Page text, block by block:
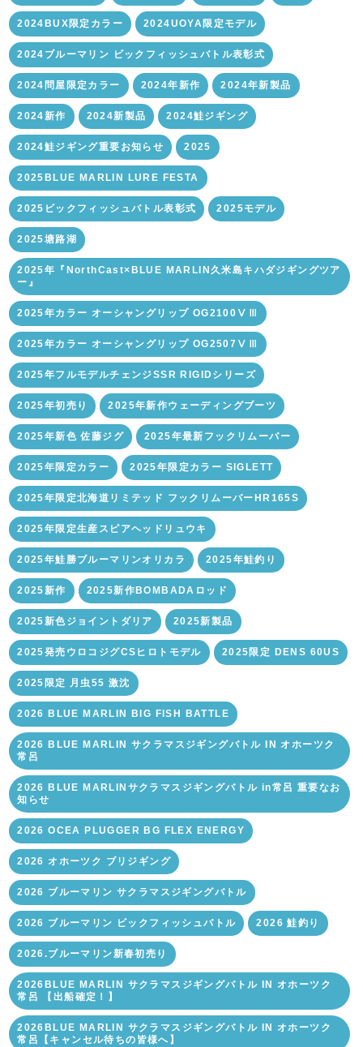
2024BUX限定カラー 2024UOYA限定モデル
2024ブルーマリン ビックフィッシュバトル表彰式
2024問屋限定カラー 2024年新作 2024年新製品
2024新作 2024新製品 2024鮭ジギング
2024鮭ジギング重要お知らせ 2025
2025BLUE MARLIN LURE FESTA
2025ビックフィッシュバトル表彰式 2025モデル
2025塘路湖
2025年『NorthCast×BLUE MARLIN久米島キハダジギングツア
ー』
2025年カラー オーシャングリップ OG2100ⅤⅢ
2025年カラー オーシャングリップ OG2507ⅤⅢ
2025年フルモデルチェンジSSR RIGIDシリーズ
2025年初売り 2025年新作ウェーディングブーツ
2025年新色 佐藤ジグ 2025年最新フックリムーバー
2025年限定カラー 2025年限定カラー SIGLETT
2025年限定北海道リミテッド フックリムーバーHR165S
2025年限定生産スピアヘッドリュウキ
2025年鮭勝ブルーマリンオリカラ 2025年鮭釣り
2025新作 2025新作BOMBADAロッド
2025新色ジョイントダリア 2025新製品
2025発売ウロコジグCSヒロトモデル 2025限定 DENS 60US
2025限定 月虫55 激沈
2026 BLUE MARLIN BIG FISH BATTLE
2026 BLUE MARLIN サクラマスジギングバトル IN オホーツク
常呂
2026 BLUE MARLINサクラマスジギングバトル in常呂 重要なお
知らせ
2026 OCEA PLUGGER BG FLEX ENERGY
2026 オホーツク ブリジギング
2026 ブルーマリン サクラマスジギングバトル
2026 ブルーマリン ビックフィッシュバトル 2026 鮭釣り
2026.ブルーマリン新春初売り
2026BLUE MARLIN サクラマスジギングバトル IN オホーツク
常呂 【出船確定！】
2026BLUE MARLIN サクラマスジギングバトル IN オホーツク
常呂【キャンセル待ちの皆様へ】